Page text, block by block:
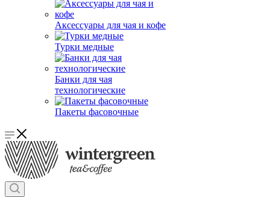
Аксессуары для чая и кофе
Турки медные
Банки для чая
технологические
Пакеты фасовочные